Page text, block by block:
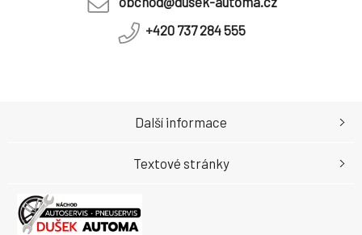
+420 737 284 555
Další informace
Textové stránky